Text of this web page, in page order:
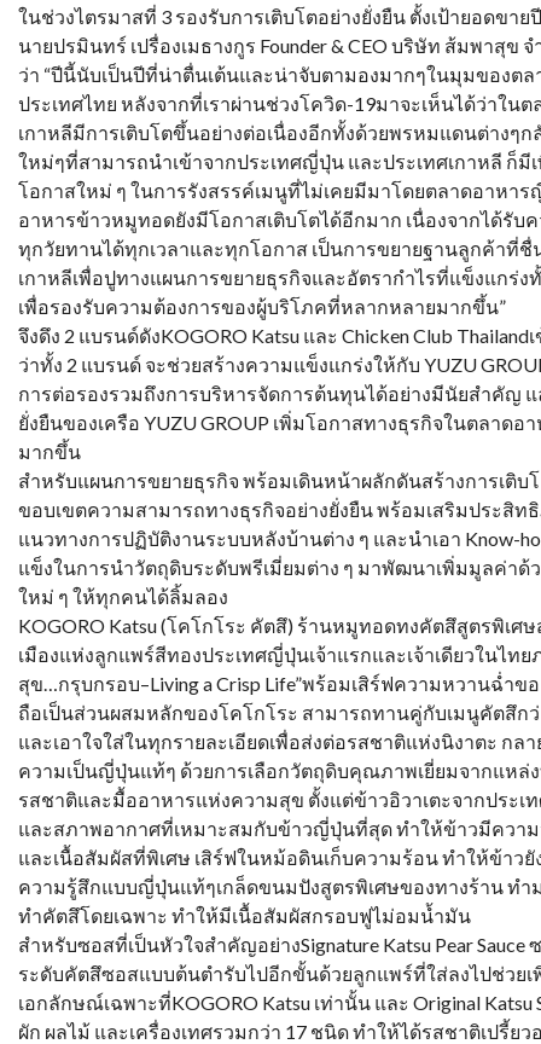
ในช่วงไตรมาสที่ 3 รองรับการเติบโตอย่างยั่งยืน ตั้งเป้ายอดขาย
นายปรมินทร์ เปรื่องเมธางกูร Founder & CEO บริษัท ส้มพาสุข
ว่า “ปีนี้นับเป็นปีที่น่าตื่นเต้นและน่าจับตามองมากๆในมุมของตล
ประเทศไทย หลังจากที่เราผ่านช่วงโควิด-19มาจะเห็นได้ว่าใ
เกาหลีมีการเติบโตขึ้นอย่างต่อเนื่องอีกทั้งด้วยพรหมแดนต่างๆก
ใหม่ๆที่สามารถนำเข้าจากประเทศญี่ปุ่น และประเทศเกาหลี ก็มี
โอกาสใหม่ ๆ ในการรังสรรค์เมนูที่ไม่เคยมีมาโดยตลาดอาหา
อาหารข้าวหมูทอดยังมีโอกาสเติบโตได้อีกมาก เนื่องจากได้รั
ทุกวัยทานได้ทุกเวลาและทุกโอกาส เป็นการขยายฐานลูกค้า
เกาหลีเพื่อปูทางแผนการขยายธุรกิจและอัตรากำไรที่แข็งแกร่ง
เพื่อรองรับความต้องการของผู้บริโภคที่หลากหลายมากขึ้น”
จึงดึง 2 แบรนด์ดังKOGORO Katsu และ Chicken Club
ว่าทั้ง 2 แบรนด์ จะช่วยสร้างความแข็งแกร่งให้กับ YUZU
การต่อรองรวมถึงการบริหารจัดการต้นทุนได้อย่างมีนัยสำคัญ
ยั่งยืนของเครือ YUZU GROUP เพิ่มโอกาสทางธุรกิจในตลาดอ
มากขึ้น
สำหรับแผนการขยายธุรกิจ พร้อมเดินหน้าผลักดันสร้างการเติบ
ขอบเขตความสามารถทางธุรกิจอย่างยั่งยืน พร้อมเสริมประสิท
แนวทางการปฏิบัติงานระบบหลังบ้านต่าง ๆ และนำเอา Know-
แข็งในการนำวัตถุดิบระดับพรีเมี่ยมต่าง ๆ มาพัฒนาเพิ่มมูลค่
ใหม่ ๆ ให้ทุกคนได้ลิ้มลอง
KOGORO Katsu (โคโกโระ คัตสึ) ร้านหมูทอดทงคัตสึสูตรพิเศ
เมืองแห่งลูกแพร์สีทองประเทศญี่ปุ่นเจ้าแรกและเจ้าเดียวในไท
สุข…กรุบกรอบ–Living a Crisp Life”พร้อมเสิร์ฟความหวานฉ่ำ
ถือเป็นส่วนผสมหลักของโคโกโระ สามารถทานคู่กับเมนูคัตสึก
และเอาใจใส่ในทุกรายละเอียดเพื่อส่งต่อรสชาติแห่งนิงาตะ ก
ความเป็นญี่ปุ่นแท้ๆ ด้วยการเลือกวัตถุดิบคุณภาพเยี่ยมจากแหล่
รสชาติและมื้ออาหารแห่งความสุข ตั้งแต่ข้าวอิวาเตะจากประ
และสภาพอากาศที่เหมาะสมกับข้าวญี่ปุ่นที่สุด ทำให้ข้าวมีควา
และเนื้อสัมผัสที่พิเศษ เสิร์ฟในหม้อดินเก็บความร้อน ทำให้ข้าว
ความรู้สึกแบบญี่ปุ่นแท้ๆเกล็ดขนมปังสูตรพิเศษของทางร้าน ท
ทำคัตสึโดยเฉพาะ ทำให้มีเนื้อสัมผัสกรอบฟูไม่อมน้ำมัน
สำหรับซอสที่เป็นหัวใจสำคัญอย่างSignature Katsu Pear
ระดับคัตสึซอสแบบต้นตำรับไปอีกขั้นด้วยลูกแพร์ที่ใส่ลงไปช่วย
เอกลักษณ์เฉพาะที่KOGORO Katsu เท่านั้น และ Original
ผัก ผลไม้ และเครื่องเทศรวมกว่า 17 ชนิด ทำให้ได้รสชาติเปรี้ย